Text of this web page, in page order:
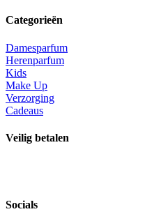
Categorieën
Damesparfum
Herenparfum
Kids
Make Up
Verzorging
Cadeaus
Veilig betalen
Socials